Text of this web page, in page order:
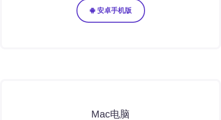
安卓手机版
Mac电脑